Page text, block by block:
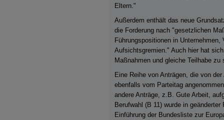
Eltern."
Außerdem enthält das neue
die Forderung nach "gesetzlichen
Führungspositionen in
Aufsichtsgremien." Auch hier hat
Maßnahmen und gleiche Teilhabe zu
Eine Reihe von Anträgen, die von
ebenfalls vom Parteitag
andere Anträge, z.B. Gute Arbeit,
Berufwahl (B 11) wurde in
Einführung der Bundesliste zur